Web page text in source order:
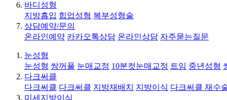
바디성형
지방흡입 힙업성형 복부성형술
상담예약/문의
온라인예약 카카오톡상담 온라인상담 자주묻는질문
눈성형
눈성형 쌍꺼풀 눈매교정 10분컷눈매교정 트임 중년성형
다크써클
다크써클 다크써클 지방재배치 지방이식 다크써클 재수
미세지방이식